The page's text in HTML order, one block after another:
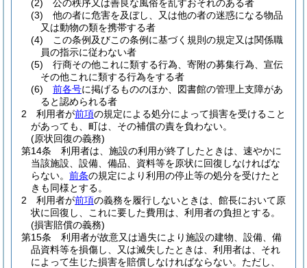
(2)
公の秩序又は善良な風俗を乱すおそれのある者
(3)
他の者に危害を及ぼし、又は他の者の迷惑になる物品
又は動物の類を携帯する者
(4)
この条例及びこの条例に基づく規則の規定又は関係職
員の指示に従わない者
(5)
行商その他これに類する行為、寄附の募集行為、宣伝
その他これに類する行為をする者
(6)
前各号に掲げるもののほか、図書館の管理上支障があ
ると認められる者
2
利用者が前項の規定による処分によって損害を受けること
があっても、町は、その補償の責を負わない。
(原状回復の義務)
第14条
利用者は、施設の利用が終了したときは、速やかに
当該施設、設備、備品、資料等を原状に回復しなければな
らない。 前条の規定により利用の停止等の処分を受けたと
きも同様とする。
2
利用者が前項の義務を履行しないときは、館長において原
状に回復し、これに要した費用は、利用者の負担とする。
(損害賠償の義務)
第15条
利用者が故意又は過失により施設の建物、設備、備
品資料等を損傷し、又は滅失したときは、利用者は、それ
によって生じた損害を賠償しなければならない。 ただし、